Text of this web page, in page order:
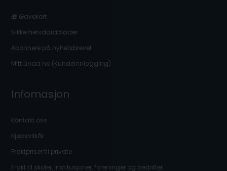
🎁 Gavekort
Sikkerhetsdatablader
Abonnere på nyhetsbrevet
Mitt Linaa.no (Kundeinnlogging)
Infomasjon
Kontakt oss
Kjøpsvilkår
Fraktpriser til private
Frakt til skoler, institusjoner, foreninger og bedrifter